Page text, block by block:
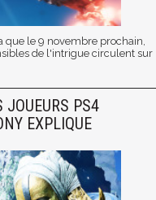
que le 9 novembre prochain,
de l'intrigue circulent sur
JOUEURS PS4
EXPLIQUE